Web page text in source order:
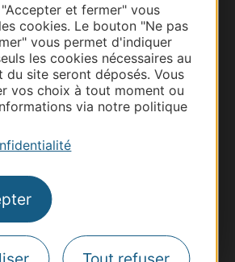
et fermer" vous
cookies. Le bouton "Ne pas
vous permet d'indiquer
les cookies nécessaires au
du site seront déposés. Vous
vos choix à tout moment ou
via notre politique
d'influence